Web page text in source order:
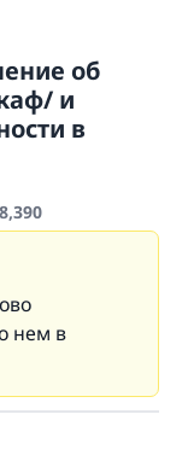
об
и
в
8,390
нем в